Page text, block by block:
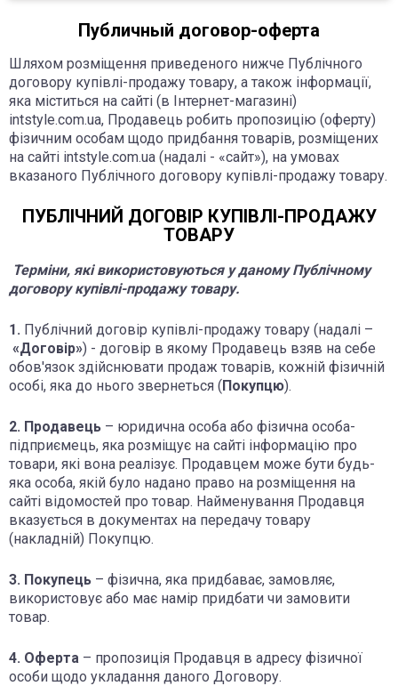
Публичный договор-оферта
Шляхом розміщення приведеного нижче Публічного
договору купівлі-продажу товару, а також інформації,
яка міститься на сайті (в Інтернет-магазині)
intstyle.com.ua, Продавець робить пропозицію (оферту)
фізичним особам щодо придбання товарів, розміщених
на сайті intstyle.com.ua (надалі - «сайт»), на умовах
вказаного Публічного договору купівлі-продажу товару.
ПУБЛІЧНИЙ ДОГОВІР КУПІВЛІ-ПРОДАЖУ
ТОВАРУ
Терміни, які використовуються у даному Публічному
договору купівлі-продажу товару.
1. Публічний договір купівлі-продажу товару (надалі –
«Договір») - договір в якому Продавець взяв на себе
обов'язок здійснювати продаж товарів, кожній фізичній
особі, яка до нього звернеться (Покупцю).
2. Продавець – юридична особа або фізична особа-
підприємець, яка розміщує на сайті інформацію про
товари, які вона реалізує. Продавцем може бути будь-
яка особа, якій було надано право на розміщення на
сайті відомостей про товар. Найменування Продавця
вказується в документах на передачу товару
(накладній) Покупцю.
3. Покупець – фізична, яка придбаває, замовляє,
використовує або має намір придбати чи замовити
товар.
4. Оферта – пропозиція Продавця в адресу фізичної
особи щодо укладання даного Договору.